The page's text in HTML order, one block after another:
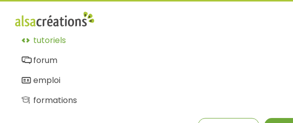
tutoriels
forum
emploi
formations